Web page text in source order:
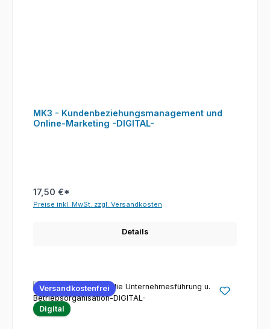
MK3 - Kundenbeziehungsmanagement und
Online-Marketing -DIGITAL-
17,50 €*
Preise inkl. MwSt. zzgl. Versandkosten
Details
Versandkostenfrei
Digital